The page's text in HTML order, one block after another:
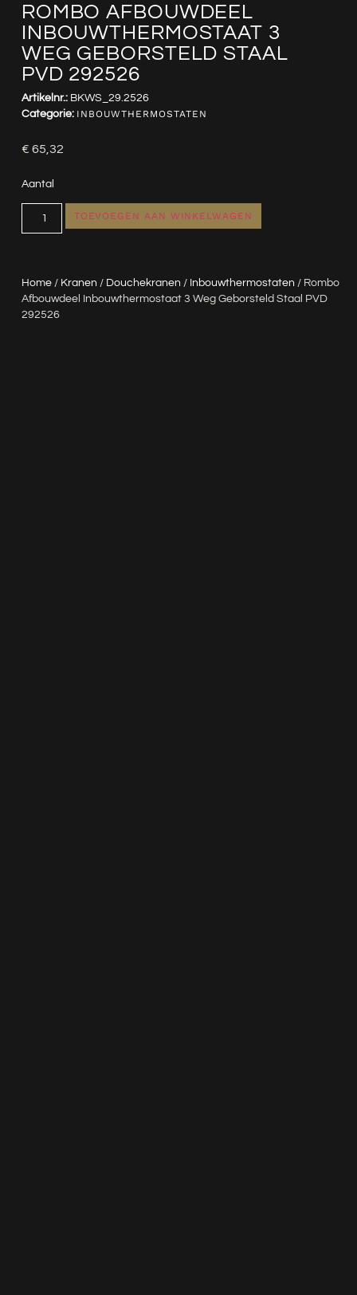
ROMBO AFBOUWDEEL
INBOUWTHERMOSTAAT 3
WEG GEBORSTELD STAAL
PVD 292526
Home/ Kranen / Douchekranen / Inbouwthermostaten / Rombo
Afbouwdeel Inbouwthermostaat 3 Weg Geborsteld Staal PVD
292526
Artikelnr.: BKWS_29.2526
Categorie: INBOUWTHERMOSTATEN
€ 65,32
Aantal
TOEVOEGEN AAN WINKELWAGEN